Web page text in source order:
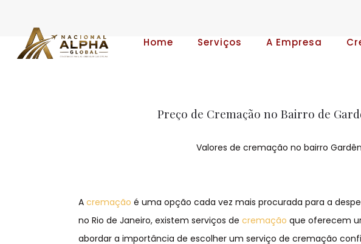
Home Serviços A Empresa
Preço de Cremação no Bairro de
Valores de cremação no bairro
Acremação é uma opção cada vez mais procurada para a
no Rio de Janeiro, existem serviços decremação que oferecem
abordar a importância de escolher um serviço de cremação